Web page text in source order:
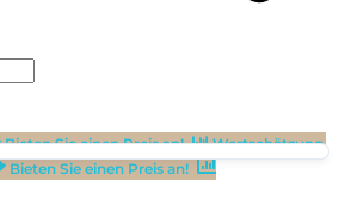
Bieten Sie einen Preis an!
Wertschätzung
Bieten Sie einen Preis an!